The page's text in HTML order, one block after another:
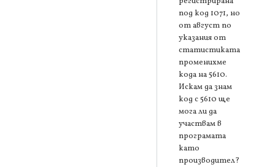
под код 1071, но
от август по
указания от
статистиката
променихме
кода на 5610.
Искам да знам
код с 5610 ще
мога ли да
участвам в
програмата
като
производител?